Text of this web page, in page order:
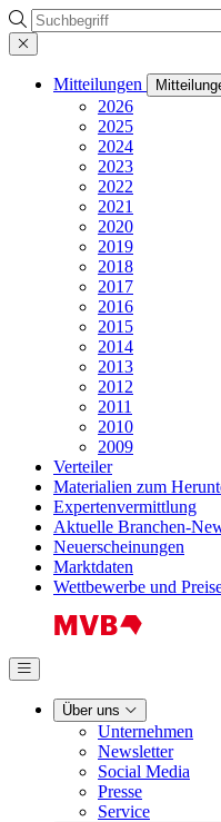
Suche
Mitteilungen
2026
2025
2024
2023
2022
2021
2020
2019
2018
2017
2016
2015
2014
2013
2012
2011
2010
2009
Verteiler
Materialien zum
Expertenvermittlung
Aktuelle Branchen-
Neuerscheinungen
Marktdaten
Wettbewerbe und
Über uns
Unternehmen
Newsletter
Social Media
Presse
Service